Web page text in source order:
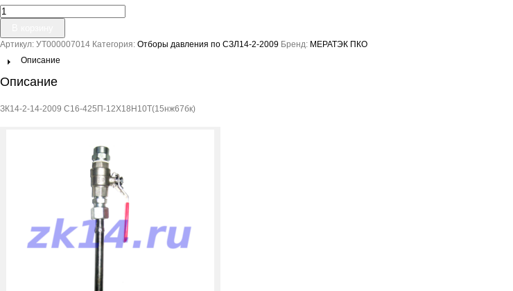
Количество
товара
ЗК14-
2-
14-
С16-
Артикул: УТ000007014 Категория: Отборы давления по СЗЛ14-2-2009 Бренд: МЕРАТЭК ПКО
Описание
Описание
ЗК14-2-14-2009 С16-425П-12Х18Н10Т(15нж67бк)